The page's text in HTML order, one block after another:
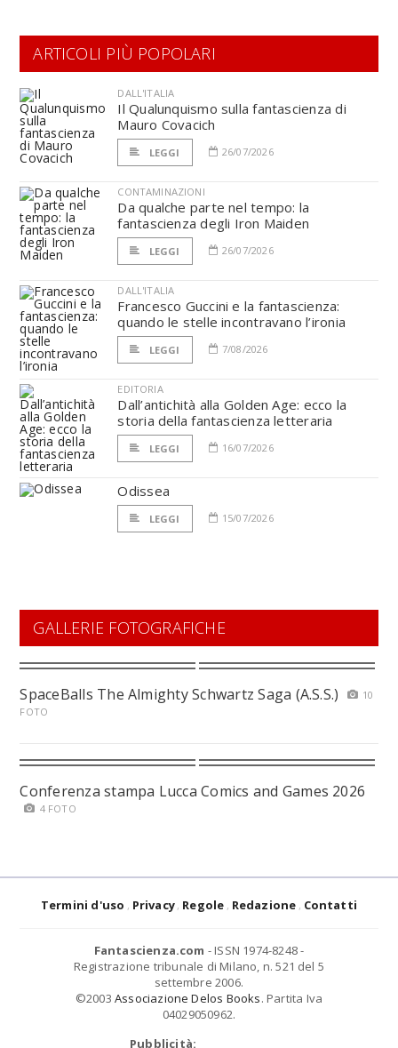
ARTICOLI PIÙ POPOLARI
DALL'ITALIA
Il Qualunquismo sulla fantascienza di
Mauro Covacich
LEGGI 26/07/2026
CONTAMINAZIONI
Da qualche parte nel tempo: la
fantascienza degli Iron Maiden
LEGGI 26/07/2026
DALL'ITALIA
Francesco Guccini e la fantascienza:
quando le stelle incontravano l’ironia
LEGGI 7/08/2026
EDITORIA
Dall’antichità alla Golden Age: ecco la
storia della fantascienza letteraria
LEGGI 16/07/2026
Odissea
LEGGI 15/07/2026
GALLERIE FOTOGRAFICHE
SpaceBalls The Almighty Schwartz Saga (A.S.S.)
10
FOTO
Conferenza stampa Lucca Comics and Games 2026
4 FOTO
Termini d'uso Privacy Regole Redazione Contatti
Fantascienza.com - ISSN 1974-8248 -
Registrazione tribunale di Milano, n. 521 del 5
settembre 2006.
©2003 Associazione Delos Books. Partita Iva
04029050962.
Pubblicità: